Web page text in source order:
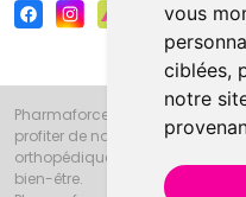
vous
ciblées,
notre
Pharmaforce.fr et la Grande
profiter de notre accueil, de
orthopédiques,
bien-être.